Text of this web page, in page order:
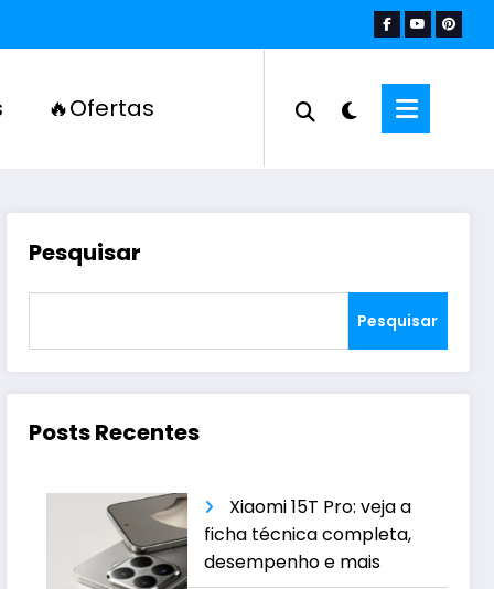
🔥Ofertas
Pesquisar
Pesquisar
Posts Recentes
Xiaomi 15T Pro: veja a
ficha técnica completa,
desempenho e mais